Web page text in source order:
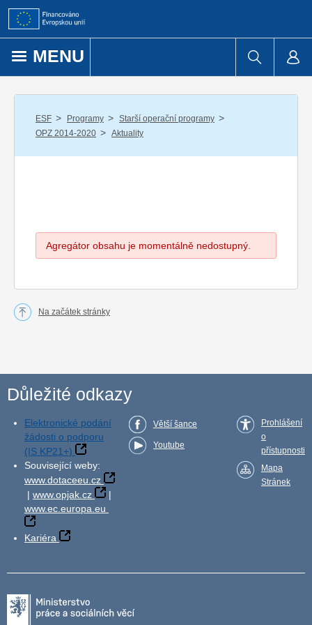
Přejít k obsahu
MENU
ESF / Programy / Starší operační programy /
OPZ 2014-2020 / Aktuality
Agregátor obsahu je momentálně nedostupný.
Na začátek stránky
Důležité odkazy
Elektronické podání
žádosti o podporu
(IS KP21+)
Související weby:
www.dotaceeu.cz
| www.opjak.cz
|
www.ec.europa.eu
Kariéra
Větší šance
Youtube
Prohlášení
o
přístupnosti
Mapa
Stránek